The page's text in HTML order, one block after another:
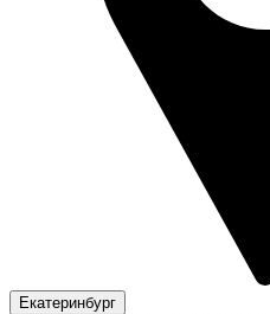
Екатеринбург